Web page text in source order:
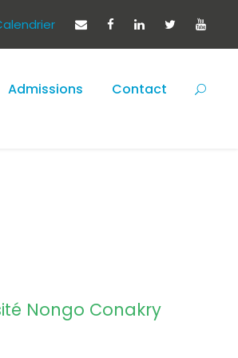
Admissions Contact
Nongo Conakry